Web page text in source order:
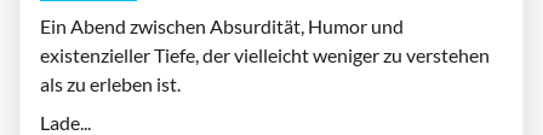
Ein Abend zwischen Absurdität, Humor und
existenzieller Tiefe, der vielleicht weniger zu verstehen
als zu erleben ist.
Lade...